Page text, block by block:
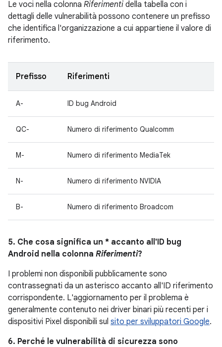
Le voci nella colonna Riferimenti della tabella con i
dettagli delle vulnerabilità possono contenere un prefisso
che identifica l'organizzazione a cui appartiene il valore di
riferimento.
Prefisso Riferimenti
A- ID bug Android
QC- Numero di riferimento Qualcomm
M- Numero di riferimento MediaTek
N- Numero di riferimento NVIDIA
B- Numero di riferimento Broadcom
5. Che cosa significa un * accanto all'ID bug
Android nella colonna Riferimenti?
I problemi non disponibili pubblicamente sono
contrassegnati da un asterisco accanto all'ID riferimento
corrispondente. L'aggiornamento per il problema è
generalmente contenuto nei driver binari più recenti per i
dispositivi Pixel disponibili sul sito per sviluppatori Google.
6. Perché le vulnerabilità di sicurezza sono